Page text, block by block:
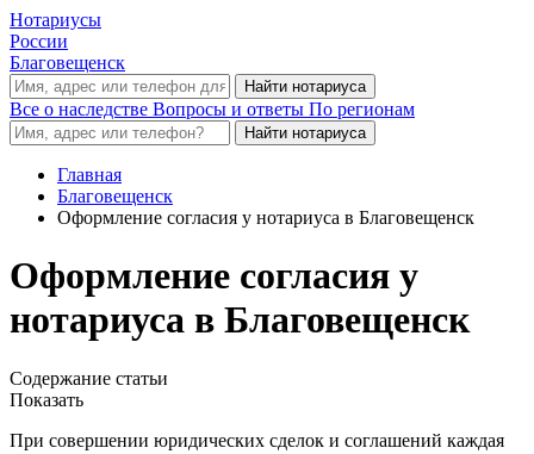
Нотариусы
России
Благовещенск
Все о наследстве Вопросы и ответы По регионам
Главная
Благовещенск
Оформление согласия у нотариуса в Благовещенск
Оформление согласия у
нотариуса в Благовещенск
Содержание статьи
Показать
При совершении юридических сделок и соглашений каждая